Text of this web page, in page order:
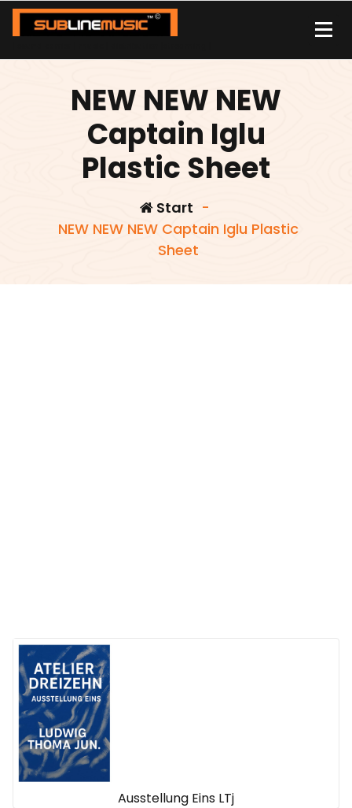
Zum
Inhalt
NEW NEW NEW
Captain Iglu
Plastic Sheet
Start -
NEW NEW NEW Captain Iglu Plastic
Sheet
Ausstellung Eins LTj